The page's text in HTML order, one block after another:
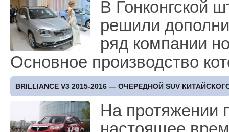
В Гонконгской
решили
ряд компании
Основное производство
BRILLIANCE V3 2015-2016 — ОЧЕРЕДНОЙ SUV
На протяжении